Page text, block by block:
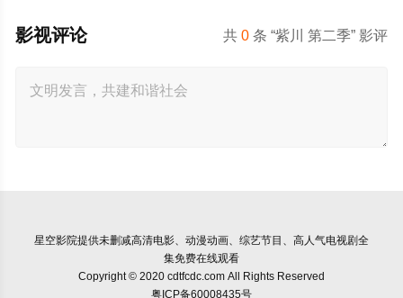
共0 条 “紫川 第二季” 影评
影视评论
星空影院提供未删减高清电影、动漫动画、综艺节目、高人气电视剧全
集免费在线观看
Copyright © 2020 cdtfcdc.com All Rights Reserved
粤ICP备60008435号